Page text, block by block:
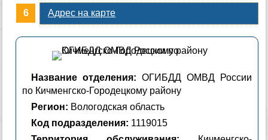
Адрес на карте
Название отделения: ОГИБДД ОМВД России
по Кичменгско-Городецкому району
Регион: Вологодская область
Код подразделения: 1119015